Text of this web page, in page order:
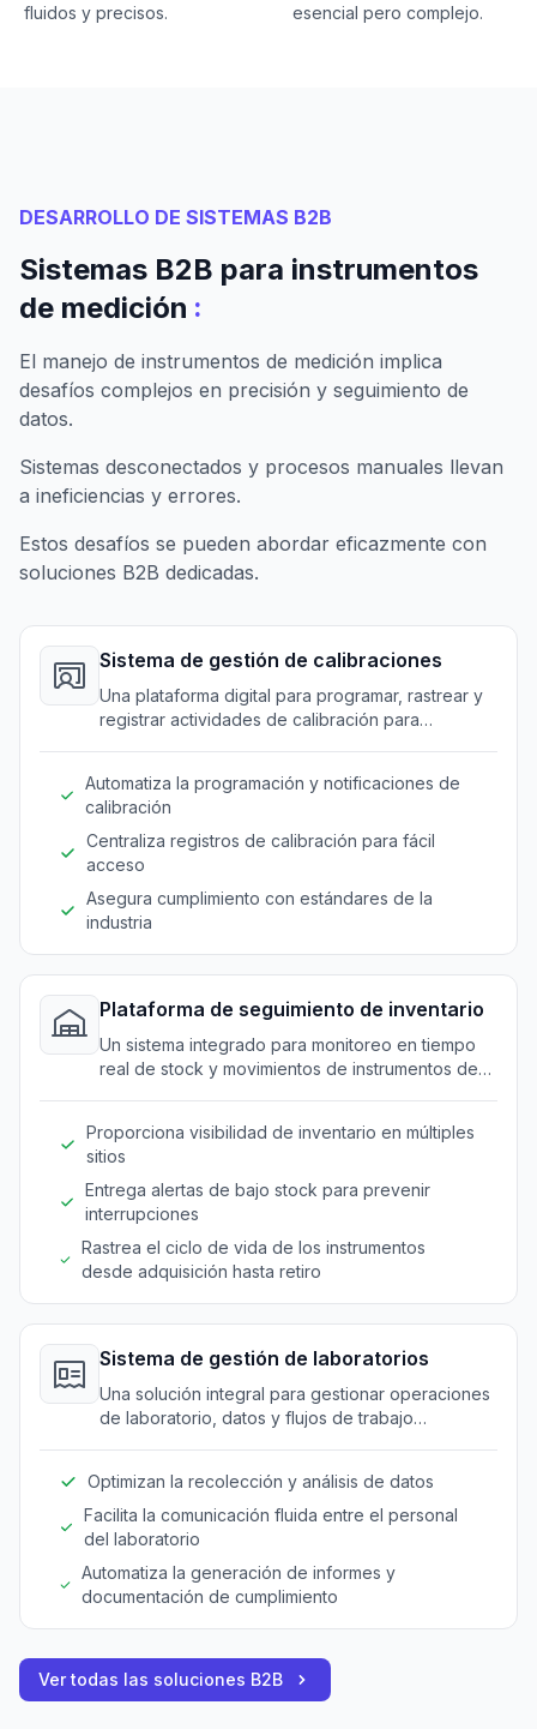
fluidos y precisos.
esencial pero complejo.
DESARROLLO DE SISTEMAS B2B
Sistemas B2B para instrumentos
de medición :
El manejo de instrumentos de medición implica
desafíos complejos en precisión y seguimiento de
datos.
Sistemas desconectados y procesos manuales llevan
a ineficiencias y errores.
Estos desafíos se pueden abordar eficazmente con
soluciones B2B dedicadas.
Sistema de gestión de calibraciones
Una plataforma digital para programar, rastrear y
registrar actividades de calibración para
Automatiza la programación y notificaciones de
calibración
Centraliza registros de calibración para fácil
acceso
Asegura cumplimiento con estándares de la
industria
Plataforma de seguimiento de inventario
Un sistema integrado para monitoreo en tiempo
real de stock y movimientos de instrumentos de
Proporciona visibilidad de inventario en múltiples
sitios
Entrega alertas de bajo stock para prevenir
interrupciones
Rastrea el ciclo de vida de los instrumentos
desde adquisición hasta retiro
Sistema de gestión de laboratorios
Una solución integral para gestionar operaciones
de laboratorio, datos y flujos de trabajo
Optimizan la recolección y análisis de datos
Facilita la comunicación fluida entre el personal
del laboratorio
Automatiza la generación de informes y
documentación de cumplimiento
Ver todas las soluciones B2B